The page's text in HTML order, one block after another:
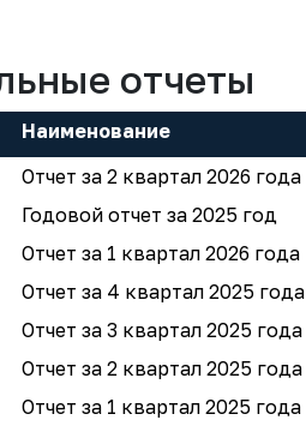
отчеты
Наименование
Отчет за 2 квартал 2026 года
Годовой отчет за 2025 год
Отчет за 1 квартал 2026 года
Отчет за 4 квартал 2025 года
Отчет за 3 квартал 2025 года
Отчет за 2 квартал 2025 года
Отчет за 1 квартал 2025 года